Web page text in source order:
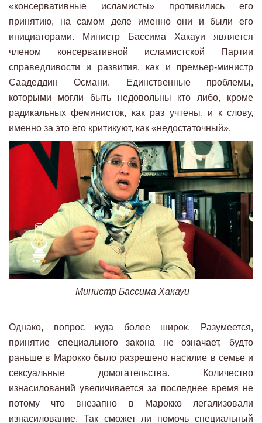
«консервативные исламисты» противились его
принятию, на самом деле именно они и были его
инициаторами. Министр Бассима Хакауи является
членом консервативной исламистской Партии
справедливости и развития, как и премьер-министр
Саадеддин Османи. Единственные проблемы,
которыми могли быть недовольны кто либо, кроме
радикальных феминисток, как раз учтены, и к слову,
именно за это его критикуют, как «недостаточный».
Министр Бассима Хакауи
Однако, вопрос куда более широк. Разумеется,
принятие специального закона не означает, будто
раньше в Марокко было разрешено насилие в семье и
сексуальные домогательства. Количество
изнасилований увеличивается за последнее время не
потому что внезапно в Марокко легализовали
изнасилование. Так сможет ли помочь специальный